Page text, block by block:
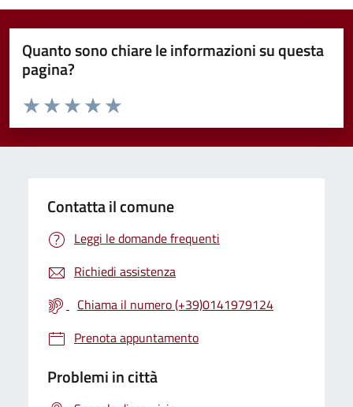
Quanto sono chiare le informazioni su questa
pagina?
Valuta da 1 a 5 stelle la pagina
Valuta 5 stelle su 5
Valuta 4 stelle su 5
Valuta 3 stelle su 5
Valuta 2 stelle su 5
Valuta 1 stelle su 5
Contatta il comune
Leggi le domande frequenti
Richiedi assistenza
Chiama il numero (+39)0141979124
Prenota appuntamento
Problemi in città